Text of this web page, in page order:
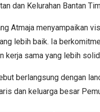
dan Kelurahan Bantan
Atmaja menyampaikan
lebih baik. Ia
kerja sama yang lebih
berlangsung dengan
dan keluarga besar